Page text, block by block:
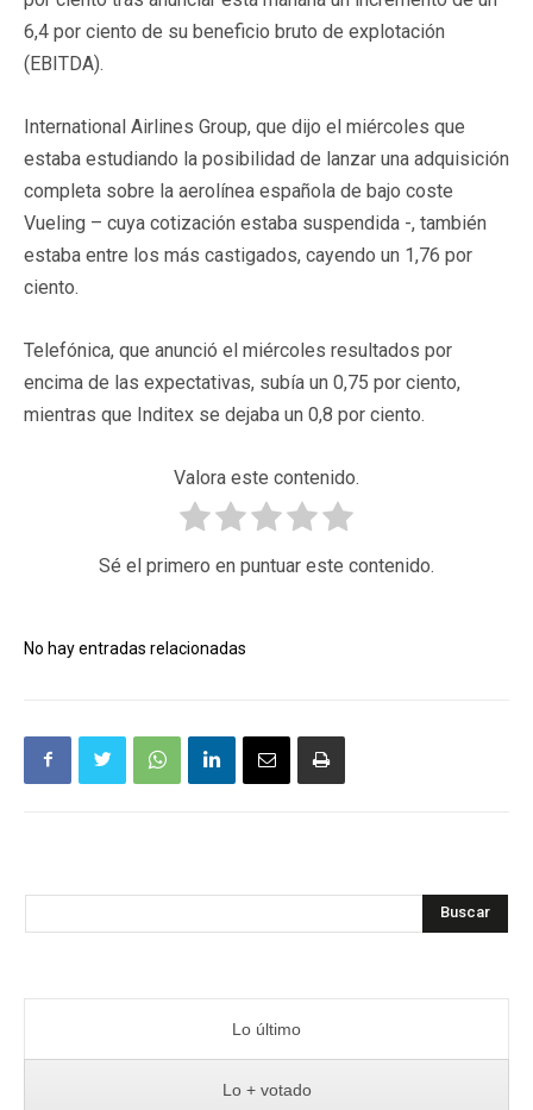
6,4 por ciento de su beneficio bruto de explotación
(EBITDA).
International Airlines Group, que dijo el miércoles que
estaba estudiando la posibilidad de lanzar una adquisición
completa sobre la aerolínea española de bajo coste
Vueling – cuya cotización estaba suspendida -, también
estaba entre los más castigados, cayendo un 1,76 por
ciento.
Telefónica, que anunció el miércoles resultados por
encima de las expectativas, subía un 0,75 por ciento,
mientras que Inditex se dejaba un 0,8 por ciento.
Valora este contenido.
Sé el primero en puntuar este contenido.
No hay entradas relacionadas
Buscar
Lo último
Lo + votado